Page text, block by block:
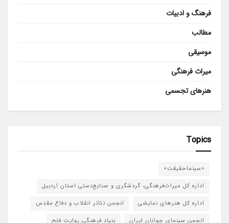
فرهنگ و ادبیات
مطالب
موسیقی
میراث فرهنگی
هنرهای تجسمی
Topics
«سینماحقیقت»
اداره کل میراث‌فرهنگی، گردشگری و صنایع‌دستی استان اردبیل
اداره کل هنرهای نمایشی
انجمن تئاتر انقلاب و دفاع مقدس
انجمن سینمای جوانان ایران
بنیاد فرهنگی روایت فتح